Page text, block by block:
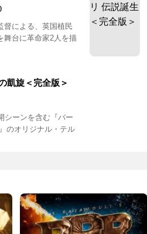
督による、英国植民
舞台に革命家2人を描
凱旋＜完全版＞
シーンを含む『バー
のオリジナル・テル